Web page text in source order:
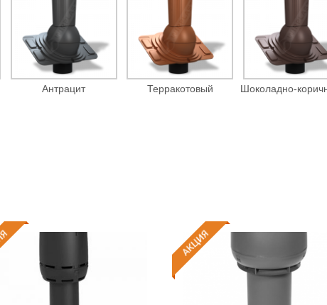
Антрацит Терракотовый Шоколадно-